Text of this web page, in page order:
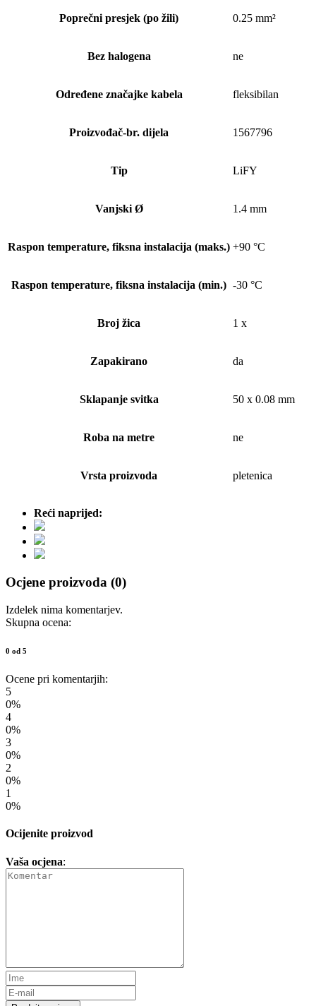
Poprečni presjek (po žili) 0.25 mm²
Bez halogena ne
Određene značajke kabela fleksibilan
Proizvođač-br. dijela 1567796
Tip LiFY
Vanjski Ø 1.4 mm
Raspon temperature, fiksna instalacija (maks.) +90 °C
Raspon temperature, fiksna instalacija (min.) -30 °C
Broj žica 1 x
Zapakirano da
Sklapanje svitka 50 x 0.08 mm
Roba na metre ne
Vrsta proizvoda pletenica
Reći naprijed:
Ocjene proizvoda (0)
Izdelek nima komentarjev.
Skupna ocena:
0 od 5
Ocene pri komentarjih:
5
0%
4
0%
3
0%
2
0%
1
0%
Ocijenite proizvod
Vaša ocjena: